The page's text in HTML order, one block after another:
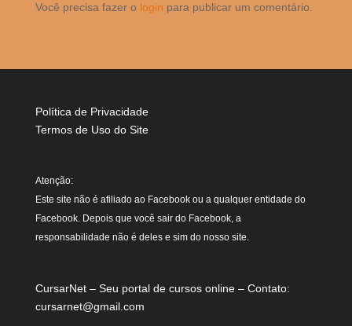
Você precisa fazer o login para publicar um comentário.
Política de Privacidade
Termos de Uso do Site
Atenção:
Este site não é afiliado ao Facebook ou a qualquer entidade do
Facebook. Depois que você sair do Facebook, a
responsabilidade não é deles e sim do nosso site.
CursarNet – Seu portal de cursos online – Contato:
cursarnet@gmail.com